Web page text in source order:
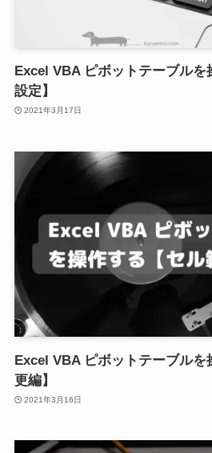
Excel VBA ピボットテーブルを
設定】
2021年3月17日
Excel VBA ピボットテーブルを
更編】
2021年3月16日